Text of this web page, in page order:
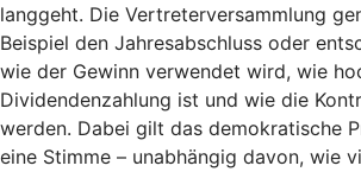
langgeht. Die Vertreterversammlung
Beispiel den Jahresabschluss oder
wie der Gewinn verwendet wird, wie
Dividendenzahlung ist und wie die
werden. Dabei gilt das demokratische
eine Stimme – unabhängig davon, wie